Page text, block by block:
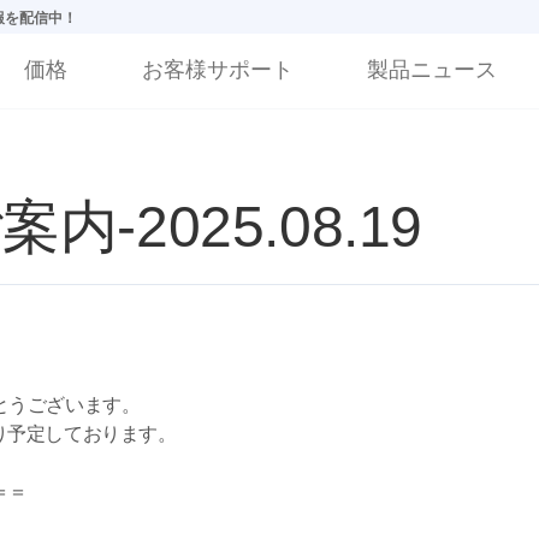
配信中！
価格 お客様サポート 製品ニュース
内-2025.08.19
ございます。
定しております。
＝